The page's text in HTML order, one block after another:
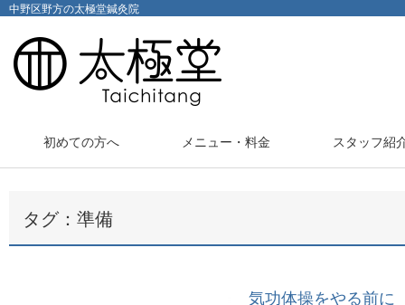
中野区野方の太極堂鍼灸院
初めての方へ メニュー・料金 スタッフ紹
タグ：準備
気功体操をやる前